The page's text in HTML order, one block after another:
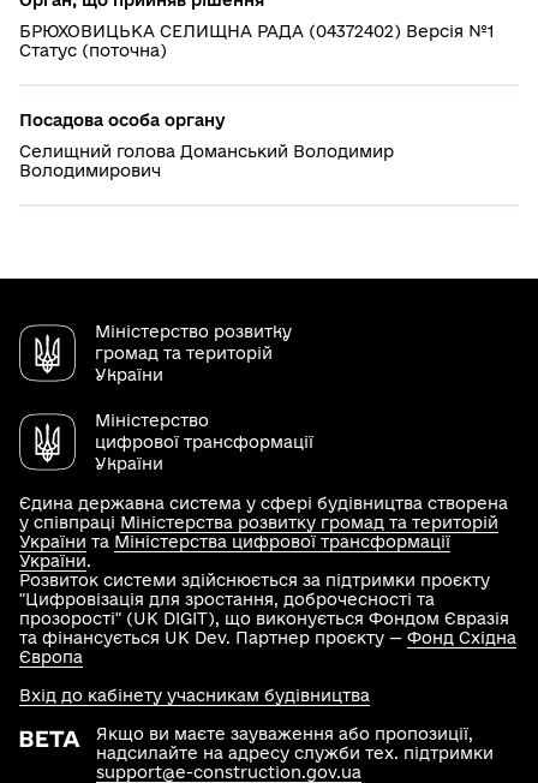
БРЮХОВИЦЬКА СЕЛИЩНА РАДА (04372402) Версія №1
Статус (поточна)
Посадова особа органу
Селищний голова Доманський Володимир
Володимирович
Міністерство розвитку
громад та територій
України
Міністерство
цифрової трансформації
України
Єдина державна система у сфері будівництва створена
у співпраці Міністерства розвитку громад та територій
України та Міністерства цифрової трансформації
України.
Розвиток системи здійснюється за підтримки проєкту
"Цифровізація для зростання, доброчесності та
прозорості" (UK DIGIT), що виконується Фондом Євразія
та фінансується UK Dev. Партнер проєкту — Фонд Східна
Європа
Якщо ви маєте зауваження або пропозиції,
надсилайте на адресу служби тех. підтримки
support@e-construction.gov.ua
Вхід до кабінету учасникам будівництва